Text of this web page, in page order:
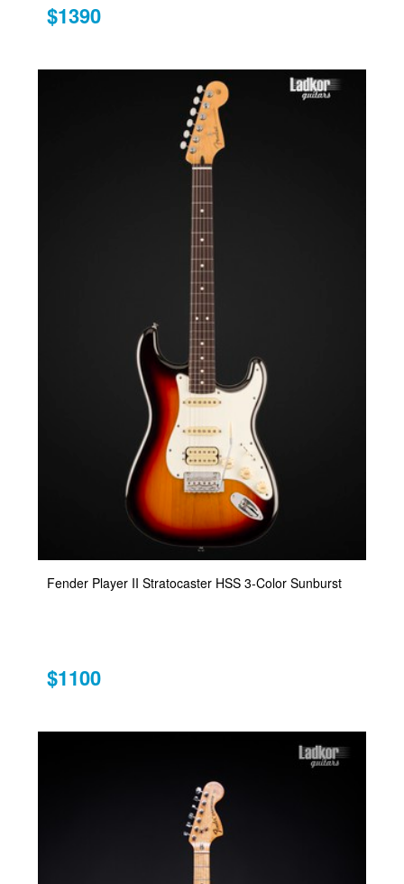
$1390
Fender Player II Stratocaster HSS 3-Color Sunburst
$1100